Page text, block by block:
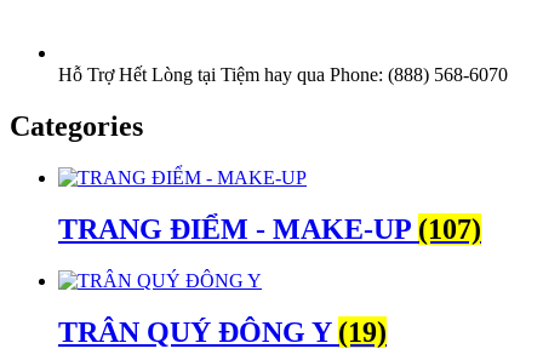
Hỗ Trợ Hết Lòng tại Tiệm hay qua Phone: (888) 568-6070
Categories
TRANG ĐIỂM - MAKE-UP (107)
TRÂN QUÝ ĐÔNG Y (19)